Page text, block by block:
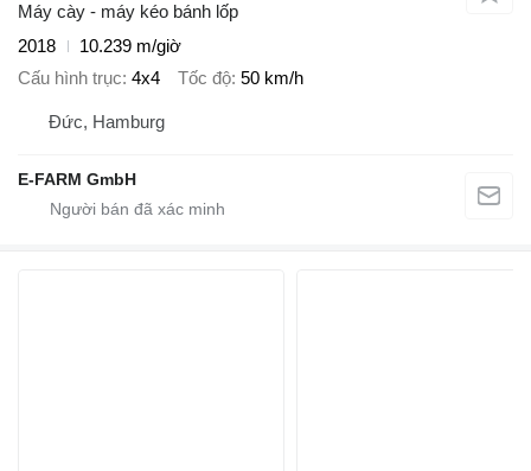
Máy cày - máy kéo bánh lốp
2018
10.239 m/giờ
Cấu hình trục 4x4 Tốc độ 50 km/h
Đức, Hamburg
E-FARM GmbH